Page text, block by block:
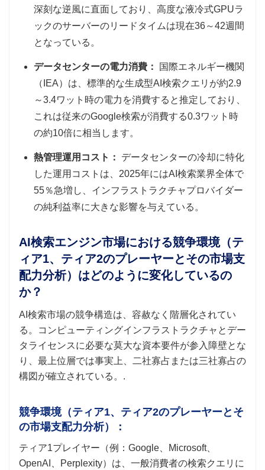
深刻な逆風に直面しており、高度な液冷式GPUラ
ックのサーバーのリードタイムは現在36～42週間
となっている。
データセンターの電力消費：
国際エネルギー機関
（IEA）は、標準的な生成型AI検索クエリが約2.9
～3.4ワット時の電力を消費すると推定しており、
これは従来のGoogle検索が消費する0.3ワット時
の約10倍に相当します。
熱管理運用コスト：
データセンターの冷却に特化
した運用コストは、2025年にはAI検索業界全体で
55％急増し、インフラストラクチャプロバイダー
の純利益率に大きな影響を与えている。
AI検索エンジン市場における競争環境（テ
ィア1、ティア2のプレーヤーとその市場支
配力分析）はどのように変化しているの
か？
AI検索市場の競争構造は、容赦なく階層化されてい
る。コンピューティングインフラストラクチャとデー
タライセンスに必要な莫大な資本要件が参入障壁とな
り、最上位層では事実上、二社寡占または三社寡占の
構図が確立されている。.
競争環境（ティア1、ティア2のプレーヤーとそ
の市場支配力分析）：
ティア1プレイヤー（例：Google、Microsoft、
OpenAI、Perplexity）は、一般消費者の検索クエリに